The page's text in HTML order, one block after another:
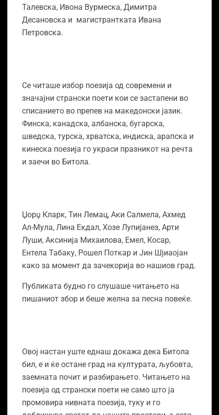
Талевска, Ивона Вурмеска, Димитра
Десановска и магистрантката Ивана
Петровска.
Се читаше избор поезија од современи и
значајни странски поети кои се застапени во
списанието во препев на македонски јазик.
Финска, канадска, албанска, бугарска,
шведска, турска, хрватска, индиска, арапска и
кинеска поезија го украси празникот на речта
и заечи во Битола.
Џорџ Кларк, Тин Лемац, Аки Салмела, Ахмед
Ал-Мула, Лина Екдал, Хозе Лупијанез, Арти
Луши, Аксинија Михаилова, Емел, Косар,
Ентела Табаку, Рошел Поткар и Јин Шјиаојан
како за момент да зачекорија во нашиов град.
Публиката будно го слушаше читањето на
пишаниот збор и беше желна за песна повеќе.
Овој настан уште еднаш докажа дека Битола
бил, е и ќе остане град на културата, љубовта,
заемната почит и разбирањето. Читањето на
поезија од странски поети не само што ја
промовира нивната поезија, туку и го